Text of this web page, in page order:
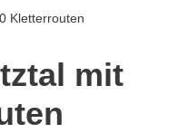
Kletterrouten
mit